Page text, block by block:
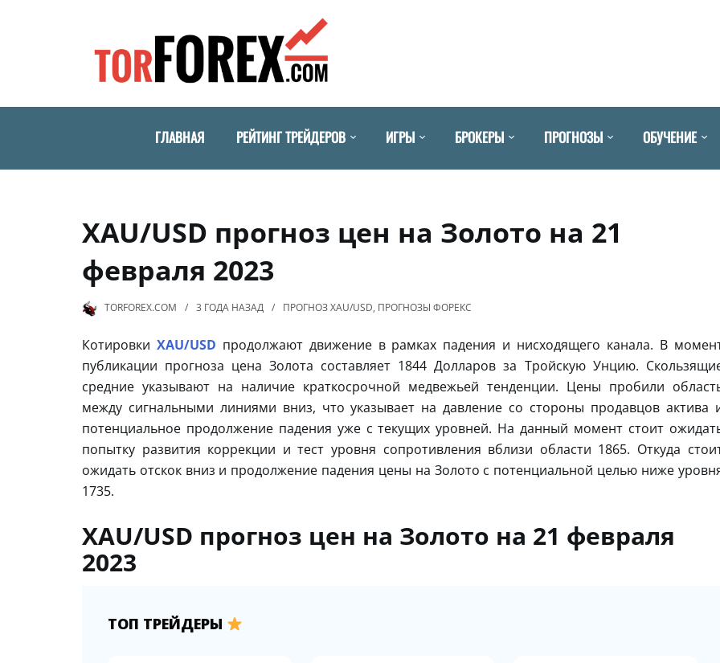
ГЛАВНАЯ РЕЙТИНГ ТРЕЙДЕРОВ ИГРЫ БРОКЕРЫ ПРОГНОЗЫ ОБУЧЕНИЕ
XAU/USD прогноз цен на Золото на 21
февраля 2023
TORFOREX.COM 3 ГОДА НАЗАД ПРОГНОЗ XAU/USD, ПРОГНОЗЫ ФОРЕКС
Котировки XAU/USD продолжают движение в рамках падения и нисходящего канала. В
публикации прогноза цена Золота составляет 1844 Долларов за Тройскую Унцию.
средние указывают на наличие краткосрочной медвежьей тенденции. Цены пробили
между сигнальными линиями вниз, что указывает на давление со стороны продавцов актива
потенциальное продолжение падения уже с текущих уровней. На данный момент стоит
попытку развития коррекции и тест уровня сопротивления вблизи области 1865. Откуда
ожидать отскок вниз и продолжение падения цены на Золото с потенциальной целью ниже
1735.
XAU/USD прогноз цен на Золото на 21 февраля
2023
ТОП ТРЕЙДЕРЫ